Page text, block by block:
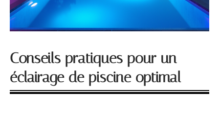
Conseils pratiques pour un
éclairage de piscine optimal